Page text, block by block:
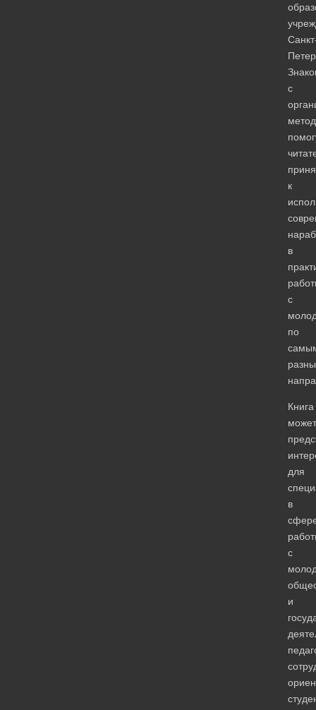
с
к
в
с
по
Книга
может
для
в
с
и